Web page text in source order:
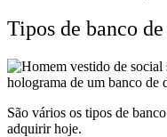
Tipos de banco
São vários os tipos de
adquirir hoje.